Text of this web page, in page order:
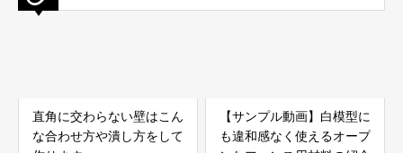
直角に交わらない壁はこん
な合わせ方や潰し方をして
【サンプル動画】白模型に
も違和感なく使えるオープ